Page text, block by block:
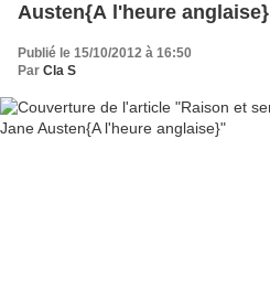
Austen{A l'heure anglaise}
Publié le 15/10/2012 à 16:50
Par Cla S